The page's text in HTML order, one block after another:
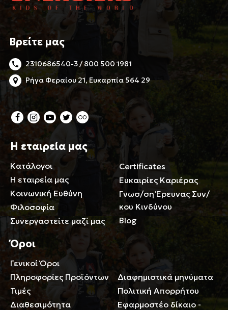
Βρείτε μας
2310686540-3 / 800 500 1981
Ρήγα Φεραίου 21, Ευκαρπία 564 29
Η εταιρεία μας
Κατάλογοι
Η εταιρεία μας
Κοινωνική Ευθύνη
Φιλοσοφία
Συνεργαστείτε μαζί μας
Certificates
Ευκαιρίες Καριέρας
Γνωσ/ση Έρευνας Συν/
κου Κινδύνου
Blog
Όροι
Γενικοί Όροι
Πληροφορίες Προϊόντων
Τιμές
Διαθεσιμότητα
Περιορισμοί ευθύνης
Διαφημιστικά μηνύματα
Πολιτική Απορρήτου
Εφαρμοστέο δίκαιο -